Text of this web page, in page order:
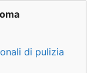
di pulizia